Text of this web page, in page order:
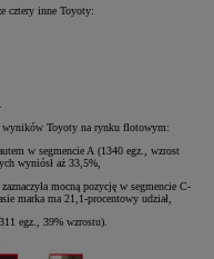
cztery inne Toyoty:
wyników Toyoty na rynku flotowym:
w segmencie A (1340 egz., wzrost
wyniósł aż 33,5%,
mocną pozycję w segmencie C-
marka ma 21,1-procentowy udział,
egz., 39% wzrostu).